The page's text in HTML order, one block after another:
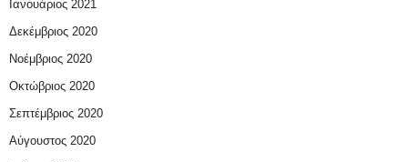
Ιανουάριος 2021
Δεκέμβριος 2020
Νοέμβριος 2020
Οκτώβριος 2020
Σεπτέμβριος 2020
Αύγουστος 2020